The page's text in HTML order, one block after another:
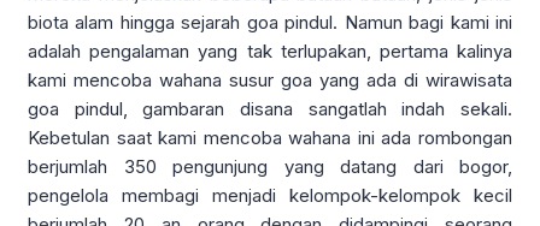
biota alam hingga sejarah goa pindul. Namun bagi kami ini
adalah pengalaman yang tak terlupakan, pertama kalinya
kami mencoba wahana susur goa yang ada di wirawisata
goa pindul, gambaran disana sangatlah indah sekali.
Kebetulan saat kami mencoba wahana ini ada rombongan
berjumlah 350 pengunjung yang datang dari bogor,
pengelola membagi menjadi kelompok-kelompok kecil